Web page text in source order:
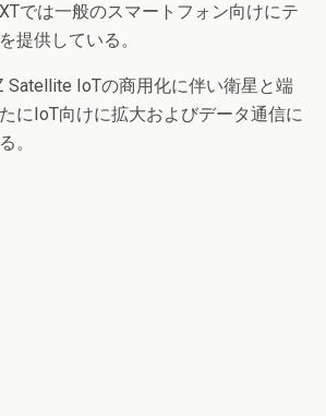
では一般のスマートフォン向けにテ
提供している。
Satellite IoTの商用化に伴い衛星と端
にIoT向けに拡大およびデータ通信に
。